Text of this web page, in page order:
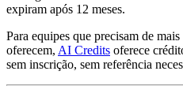
expiram após 12 meses.
Para equipes que precisam de
oferecem, AI Credits oferece
sem inscrição, sem referência